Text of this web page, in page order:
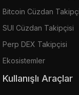
Bitcoin Cüzdan
SUI Cüzdan Takipçisi
Perp DEX Takipçisi
Ekosistemler
Kullanışlı Araçlar